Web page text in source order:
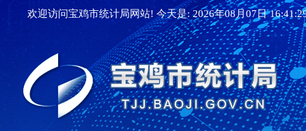
欢迎访问宝鸡市统计局网站! 今天是:2026年08月07日